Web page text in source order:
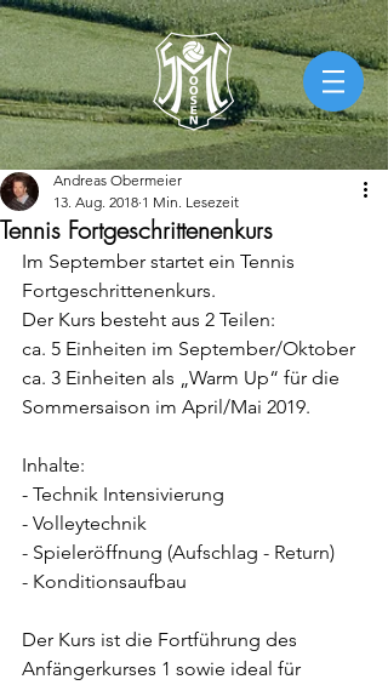
Tennis Fortgeschrittenenkurs
Andreas Obermeier
13. Aug. 2018 1 Min. Lesezeit
Im September startet ein Tennis
Fortgeschrittenenkurs.
Der Kurs besteht aus 2 Teilen:
ca. 5 Einheiten im September/Oktober
ca. 3 Einheiten als „Warm Up“ für die
Sommersaison im April/Mai 2019.
Inhalte:
- Technik Intensivierung
- Volleytechnik
- Spieleröffnung (Aufschlag - Return)
- Konditionsaufbau
Der Kurs ist die Fortführung des
Anfängerkurses 1 sowie ideal für